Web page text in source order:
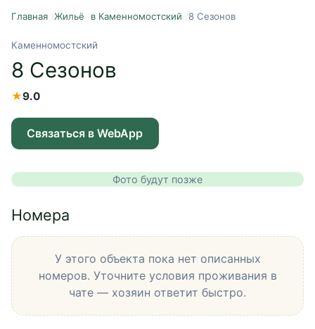
Главная /Жильё /в Каменномостский /8 Сезонов
Каменномостский
8 Сезонов
★9.0
Связаться в WebApp
Фото будут позже
Номера
У этого объекта пока нет описанных
номеров. Уточните условия проживания в
чате — хозяин ответит быстро.